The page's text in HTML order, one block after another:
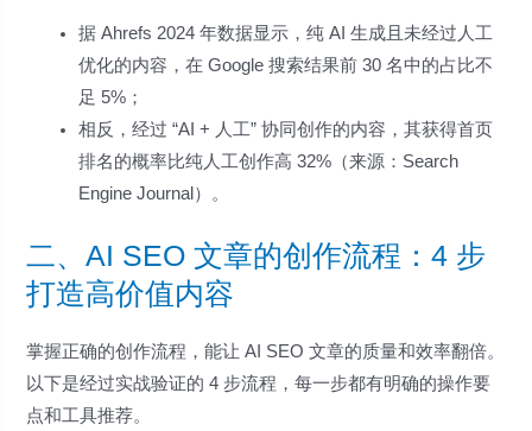
据 Ahrefs 2024 年数据显示，纯 AI 生成且未经过人工
优化的内容，在 Google 搜索结果前 30 名中的占比不
足 5%；
相反，经过 “AI + 人工” 协同创作的内容，其获得首页
排名的概率比纯人工创作高 32%（来源：Search
Engine Journal）。
二、AI SEO 文章的创作流程：4 步
打造高价值内容
掌握正确的创作流程，能让 AI SEO 文章的质量和效率翻倍。
以下是经过实战验证的 4 步流程，每一步都有明确的操作要
点和工具推荐。